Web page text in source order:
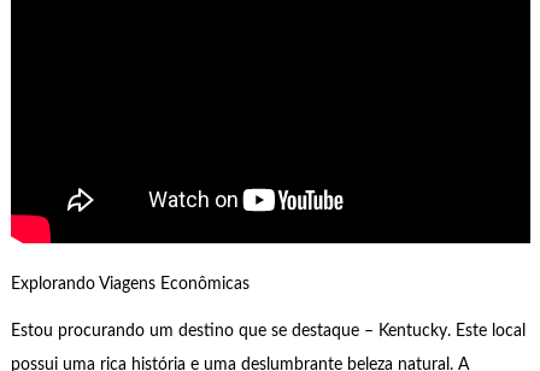
Explorando Viagens Econômicas
Estou procurando um destino que se destaque – Kentucky. Este local
possui uma rica história e uma deslumbrante beleza natural. A